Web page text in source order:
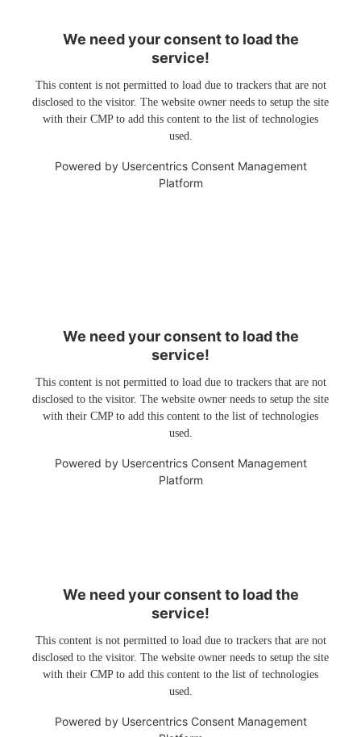
We need your consent to load the
service!
This content is not permitted to load due to trackers that are not
disclosed to the visitor. The website owner needs to setup the site
with their CMP to add this content to the list of technologies
used.
Powered by Usercentrics Consent Management
Platform
We need your consent to load the
service!
This content is not permitted to load due to trackers that are not
disclosed to the visitor. The website owner needs to setup the site
with their CMP to add this content to the list of technologies
used.
Powered by Usercentrics Consent Management
Platform
We need your consent to load the
service!
This content is not permitted to load due to trackers that are not
disclosed to the visitor. The website owner needs to setup the site
with their CMP to add this content to the list of technologies
used.
Powered by Usercentrics Consent Management